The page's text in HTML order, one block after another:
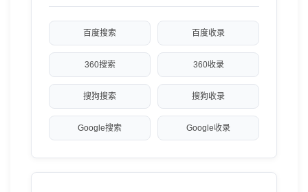
百度搜索 百度收录
360搜索 360收录
搜狗搜索 搜狗收录
Google搜索 Google收录